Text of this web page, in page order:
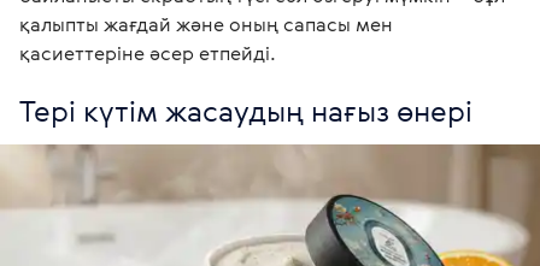
қалыпты жағдай және оның сапасы мен
қасиеттеріне әсер етпейді.
Тері күтім жасаудың нағыз өнері